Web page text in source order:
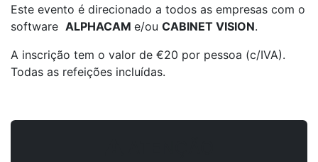
Este evento é direcionado a todos as empresas com o
software ALPHACAM e/ou CABINET VISION.
A inscrição tem o valor de €20 por pessoa (c/IVA).
Todas as refeições incluídas.